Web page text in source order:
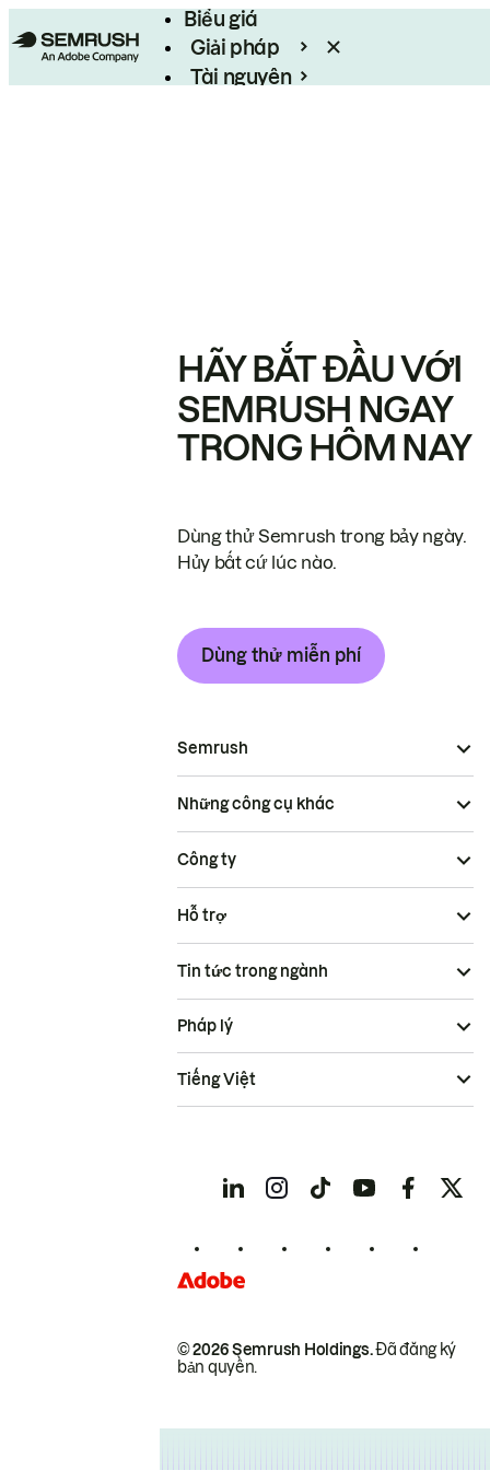
Biểu giá
Giải pháp
Tài nguyên
HÃY BẮT ĐẦU VỚI
SEMRUSH NGAY
TRONG HÔM NAY
Dùng thử Semrush trong bảy ngày.
Hủy bất cứ lúc nào.
Dùng thử miễn phí
Semrush
Những công cụ khác
Công ty
Hỗ trợ
Tin tức trong ngành
© 2026 Semrush Holdings.Đã đăng ký
bản quyền.
Pháp lý
Tiếng Việt